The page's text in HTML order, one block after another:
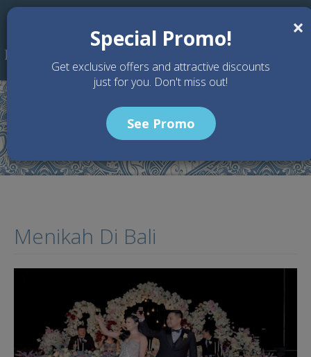
Skip to main content
Menikah Di Bali
Menikah Di Bali
×
Special Promo!
Get exclusive offers and attractive discounts
just for you. Don't miss out!
See Promo